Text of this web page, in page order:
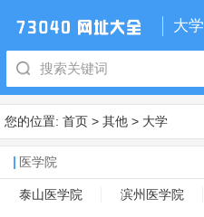
大学
您的位置: 首页 > 其他 > 大学
医学院
泰山医学院 滨州医学院